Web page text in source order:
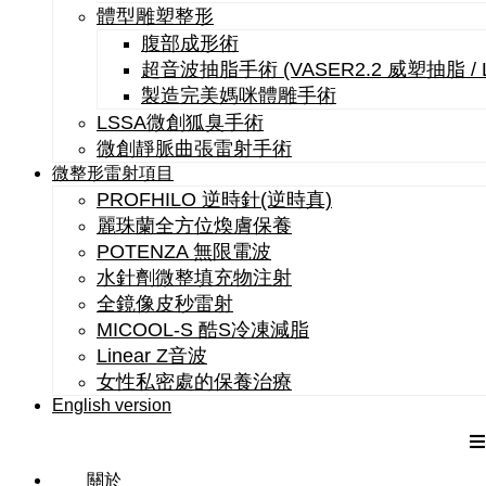
體型雕塑整形
腹部成形術
超音波抽脂手術 (VASER2.2 威塑抽脂 /
製造完美媽咪體雕手術
LSSA微創狐臭手術
微創靜脈曲張雷射手術
微整形雷射項目
PROFHILO 逆時針(逆時真)
麗珠蘭全方位煥膚保養
POTENZA 無限電波
水針劑微整填充物注射
全鏡像皮秒雷射
MICOOL-S 酷S冷凍減脂
Linear Z音波
女性私密處的保養治療
English version
關於